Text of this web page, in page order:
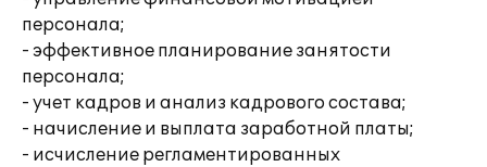
персонала;
- эффективное планирование занятости
персонала;
- учет кадров и анализ кадрового состава;
- начисление и выплата заработной платы;
- исчисление регламентированных